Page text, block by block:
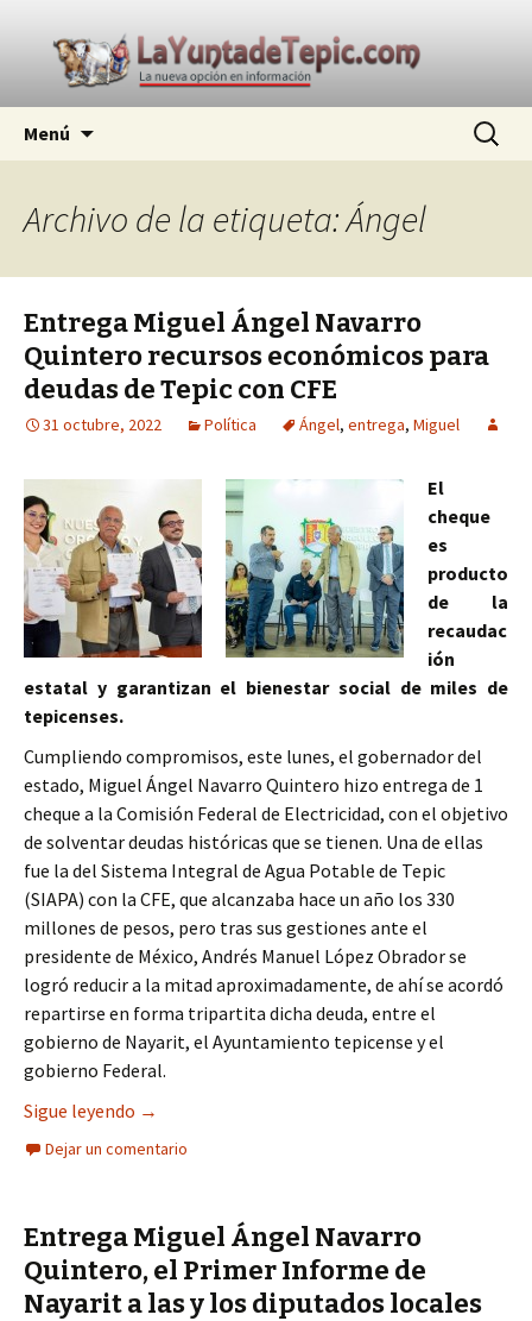
La Yunta de Tepic
La nueva opción en información
Menú Buscar:
Archivo de la etiqueta: Ángel
Entrega Miguel Ángel Navarro
Quintero recursos económicos para
deudas de Tepic con CFE
31 octubre, 2022 Política Ángel, entrega, Miguel
El
cheque
es
producto
de la
recaudac
ión
estatal y garantizan el bienestar social de miles de
tepicenses.
Cumpliendo compromisos, este lunes, el gobernador del
estado, Miguel Ángel Navarro Quintero hizo entrega de 1
cheque a la Comisión Federal de Electricidad, con el objetivo
de solventar deudas históricas que se tienen. Una de ellas
fue la del Sistema Integral de Agua Potable de Tepic
(SIAPA) con la CFE, que alcanzaba hace un año los 330
millones de pesos, pero tras sus gestiones ante el
presidente de México, Andrés Manuel López Obrador se
logró reducir a la mitad aproximadamente, de ahí se acordó
repartirse en forma tripartita dicha deuda, entre el
gobierno de Nayarit, el Ayuntamiento tepicense y el
gobierno Federal.
Sigue leyendo Entrega Miguel Ángel Navarro Quintero
→
Dejar un comentario
Entrega Miguel Ángel Navarro
Quintero, el Primer Informe de
Nayarit a las y los diputados locales